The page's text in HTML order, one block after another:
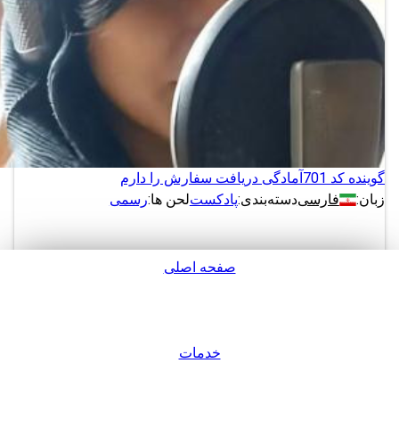
گوینده کد 701
آمادگی دریافت سفارش را دارم
زبان:
فارسیدسته‌بندی:پادکستلحن ها:رسمی
صفحه اصلی
خدمات